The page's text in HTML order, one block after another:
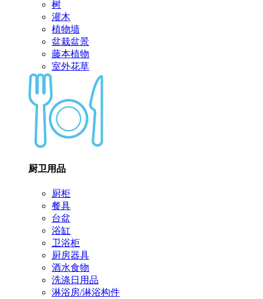
树
灌木
植物墙
盆栽盆景
藤本植物
室外花草
厨卫用品
厨柜
餐具
台盆
浴缸
卫浴柜
厨房器具
酒水食物
洗涤日用品
淋浴房/淋浴构件